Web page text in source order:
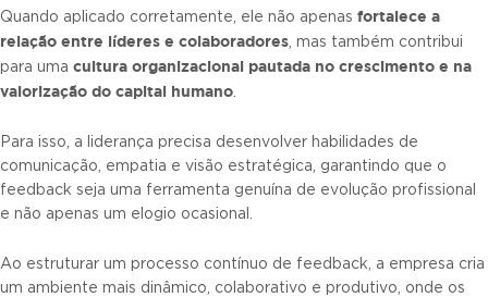
Quando aplicado corretamente, ele não apenas fortalece a
relação entre líderes e colaboradores , mas também contribui
para uma cultura organizacional pautada no crescimento e na
valorização do capital humano
Para isso, a liderança precisa desenvolver habilidades de
comunicação, empatia e visão estratégica, garantindo que o
feedback seja uma ferramenta genuína de evolução profissional
e não apenas um elogio ocasional.
Ao estruturar um processo contínuo de feedback, a empresa cria
um ambiente mais dinâmico, colaborativo e produtivo, onde os